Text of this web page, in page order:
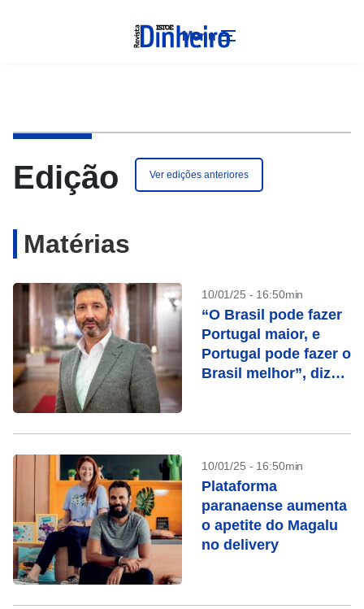
Menu
Edição Ver edições anteriores
Matérias
10/01/25 - 16:50min
“O Brasil pode fazer
Portugal maior, e
Portugal pode fazer o
Brasil melhor”, diz
10/01/25 - 16:50min
Plataforma
paranaense aumenta
o apetite do Magalu
no delivery